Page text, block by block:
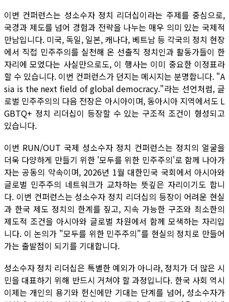
이번 컨퍼런스는 성소수자 정치 리더십이라는 주제를 중심으로,
국경과 제도를 넘어 경험과 전략을 나누는 매우 의미 있는 국제적
만남입니다. 미국, 독일, 일본, 캐나다, 베트남 등 각국의 정치 현장
에서 직접 민주주의를 실천해 온 선출직 정치인과 활동가들이 한
자리에 모였다는 사실만으로도, 이 행사는 이미 중요한 이정표라
할 수 있습니다. 이번 컨퍼런스가 던지는 메시지는 분명합니다. "A
sia is the next field of global democracy."라는 선언처럼, 글
로벌 민주주의의 다음 전장은 아시아이며, 동아시아 지역에서도 L
GBTQ+ 정치 리더십이 등장할 수 있는 구조적 조건이 형성되고
있습니다.
이번 RUN/OUT 국제 성소수자 정치 컨퍼런스는 정치의 얼굴을
더욱 다양하게 만들기 위한 '모두를 위한 민주주의'로 함께 나아가
자는 공동의 약속이며, 2026년 1월 대한민국 국회에서 아시아와
글로벌 민주주의 네트워크가 교차하는 뜻깊은 자리이기도 합니
다. 이번 컨퍼런스는 성소수자 정치 리더십의 등장이 어려운 현실
과 한국 제도 정치의 한계를 짚고, 지속 가능한 구조와 최소한의
제도적 조건을 아시아와 글로벌 차원에서 함께 모색하는 자리입
니다. 이 논의가 "모두를 위한 민주주의"를 현실의 정치로 만들어
가는 출발점이 되기를 기대합니다.
성소수자 정치 리더십은 특별한 예외가 아니라, 정치가 더 많은 시
민을 대표하기 위해 반드시 거쳐야 할 과정입니다. 한국 사회 역시
이제는 개인의 용기와 헌신에만 기대는 단계를 넘어, 성소수자가